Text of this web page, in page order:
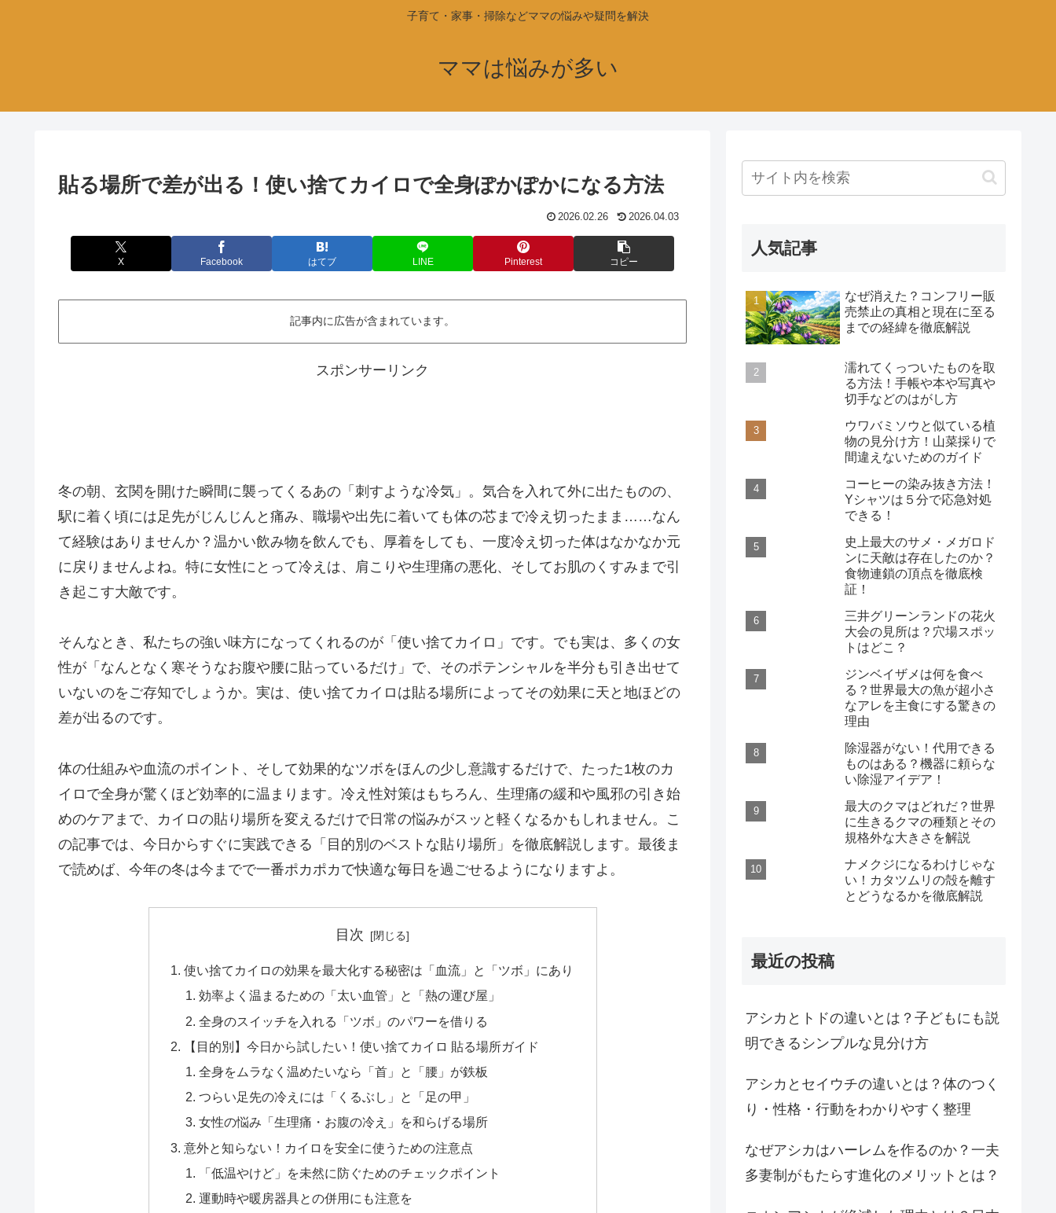
子育て・家事・掃除などママの悩みや疑問を解決
ママは悩みが多い
貼る場所で差が出る！使い捨てカイロで全身ぽかぽかになる方法
2026.02.26 2026.04.03
X Facebook はてブ LINE Pinterest コピー
記事内に広告が含まれています。
スポンサーリンク
冬の朝、玄関を開けた瞬間に襲ってくるあの「刺すような冷気」。気合を入れて外に出たものの、
駅に着く頃には足先がじんじんと痛み、職場や出先に着いても体の芯まで冷え切ったまま……なん
て経験はありませんか？温かい飲み物を飲んでも、厚着をしても、一度冷え切った体はなかなか元
に戻りませんよね。特に女性にとって冷えは、肩こりや生理痛の悪化、そしてお肌のくすみまで引
き起こす大敵です。
そんなとき、私たちの強い味方になってくれるのが「使い捨てカイロ」です。でも実は、多くの女
性が「なんとなく寒そうなお腹や腰に貼っているだけ」で、そのポテンシャルを半分も引き出せて
いないのをご存知でしょうか。実は、使い捨てカイロは貼る場所によってその効果に天と地ほどの
差が出るのです。
体の仕組みや血流のポイント、そして効果的なツボをほんの少し意識するだけで、たった1枚のカ
イロで全身が驚くほど効率的に温まります。冷え性対策はもちろん、生理痛の緩和や風邪の引き始
めのケアまで、カイロの貼り場所を変えるだけで日常の悩みがスッと軽くなるかもしれません。こ
の記事では、今日からすぐに実践できる「目的別のベストな貼り場所」を徹底解説します。最後ま
で読めば、今年の冬は今までで一番ポカポカで快適な毎日を過ごせるようになりますよ。
目次
使い捨てカイロの効果を最大化する秘密は「血流」と「ツボ」にあり
効率よく温まるための「太い血管」と「熱の運び屋」
全身のスイッチを入れる「ツボ」のパワーを借りる
【目的別】今日から試したい！使い捨てカイロ 貼る場所ガイド
全身をムラなく温めたいなら「首」と「腰」が鉄板
つらい足先の冷えには「くるぶし」と「足の甲」
女性の悩み「生理痛・お腹の冷え」を和らげる場所
意外と知らない！カイロを安全に使うための注意点
「低温やけど」を未然に防ぐためのチェックポイント
運動時や暖房器具との併用にも注意を
人気記事
なぜ消えた？コンフリー販
売禁止の真相と現在に至る
までの経緯を徹底解説
濡れてくっついたものを取
る方法！手帳や本や写真や
切手などのはがし方
ウワバミソウと似ている植
物の見分け方！山菜採りで
間違えないためのガイド
コーヒーの染み抜き方法！
Yシャツは５分で応急対処
できる！
史上最大のサメ・メガロド
ンに天敵は存在したのか？
食物連鎖の頂点を徹底検
証！
三井グリーンランドの花火
大会の見所は？穴場スポッ
トはどこ？
ジンベイザメは何を食べ
る？世界最大の魚が超小さ
なアレを主食にする驚きの
理由
除湿器がない！代用できる
ものはある？機器に頼らな
い除湿アイデア！
最大のクマはどれだ？世界
に生きるクマの種類とその
規格外な大きさを解説
ナメクジになるわけじゃな
い！カタツムリの殻を離す
とどうなるかを徹底解説
最近の投稿
アシカとトドの違いとは？子どもにも説
明できるシンプルな見分け方
アシカとセイウチの違いとは？体のつく
り・性格・行動をわかりやすく整理
なぜアシカはハーレムを作るのか？一夫
多妻制がもたらす進化のメリットとは？